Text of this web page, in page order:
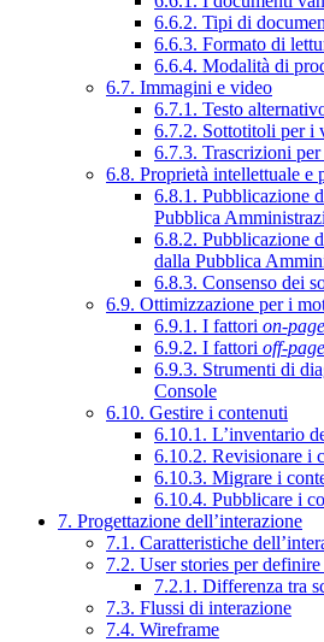
6.6.2. Tipi di
6.6.3. Formato di
6.6.4. Modalità di
6.7. Immagini e video
6.7.1. Testo
6.7.2. Sottotitoli per i
6.7.3. Trascrizioni
6.8. Proprietà intellettuale e
6.8.1. Pubblicazione
Pubblica
6.8.2. Pubblicazione
dalla Pubblica
6.8.3. Consenso dei
6.9. Ottimizzazione per i
6.9.1. I fattori on-page
6.9.2. I fattori off-page
6.9.3. Strumenti di
Console
6.10. Gestire i contenuti
6.10.1. L’inventario
6.10.2. Revisionare i
6.10.3. Migrare i
6.10.4. Pubblicare i
7. Progettazione dell’interazione
7.1. Caratteristiche
7.2. User stories per
7.2.1. Differenza tra
7.3. Flussi di interazione
7.4. Wireframe